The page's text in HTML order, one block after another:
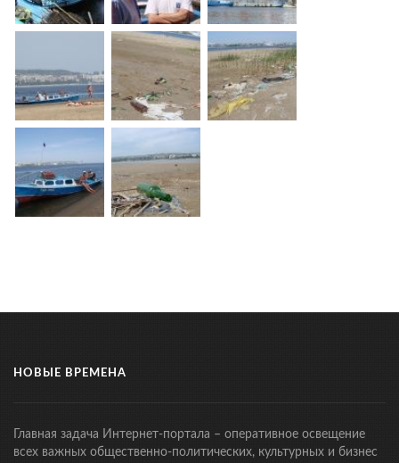
НОВЫЕ ВРЕМЕНА
Главная задача Интернет-портала – оперативное освещение
всех важных общественно-политических, культурных и бизнес